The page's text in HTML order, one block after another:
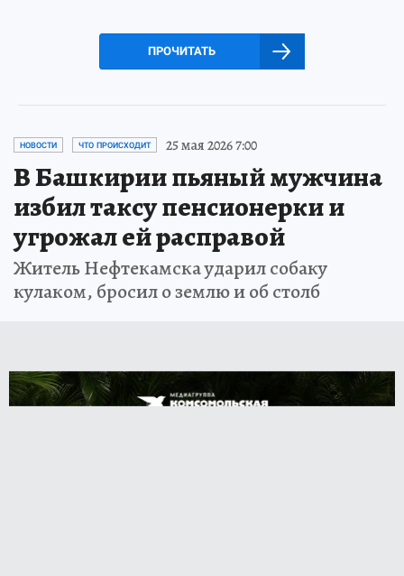
ПРОЧИТАТЬ
НОВОСТИ ЧТО ПРОИСХОДИТ 25 мая 2026 7:00
В Башкирии пьяный мужчина
избил таксу пенсионерки и
угрожал ей расправой
Житель Нефтекамска ударил собаку
кулаком, бросил о землю и об столб